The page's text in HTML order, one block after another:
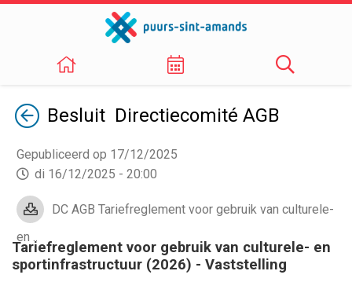
TerugBesluit Directiecomité AGB
Gepubliceerd op 17/12/2025
di 16/12/2025 - 20:00
DC AGB Tariefreglement voor gebruik van culturele-
en ..
Tariefreglement voor gebruik van culturele- en
sportinfrastructuur (2026) - Vaststelling